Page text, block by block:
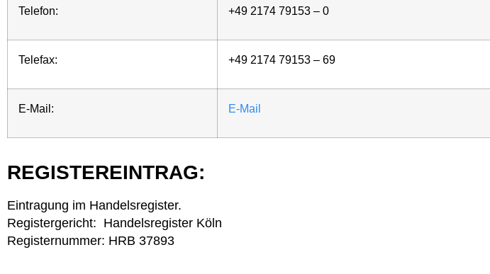
Telefon: +49 2174 79153 – 0
Telefax: +49 2174 79153 – 69
E-Mail: E-Mail
REGISTEREINTRAG:
Eintragung im Handelsregister.
Registergericht: Handelsregister Köln
Registernummer: HRB 37893